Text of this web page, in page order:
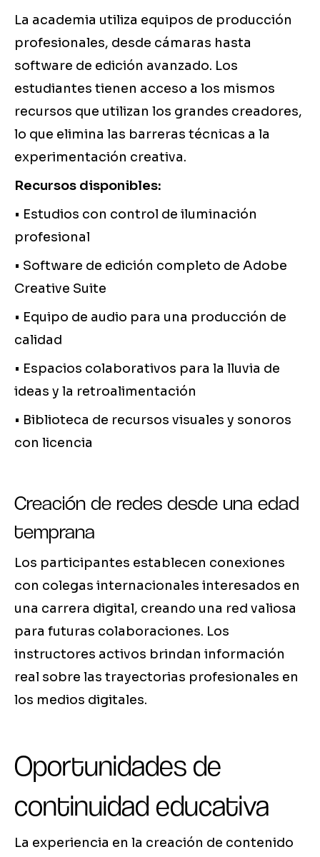
La academia utiliza equipos de producción
profesionales, desde cámaras hasta
software de edición avanzado. Los
estudiantes tienen acceso a los mismos
recursos que utilizan los grandes creadores,
lo que elimina las barreras técnicas a la
experimentación creativa.
Recursos disponibles:
• Estudios con control de iluminación
profesional
• Software de edición completo de Adobe
Creative Suite
• Equipo de audio para una producción de
calidad
• Espacios colaborativos para la lluvia de
ideas y la retroalimentación
• Biblioteca de recursos visuales y sonoros
con licencia
Creación de redes desde una edad
temprana
Los participantes establecen conexiones
con colegas internacionales interesados en
una carrera digital, creando una red valiosa
para futuras colaboraciones. Los
instructores activos brindan información
real sobre las trayectorias profesionales en
los medios digitales.
Oportunidades de
continuidad educativa
La experiencia en la creación de contenido